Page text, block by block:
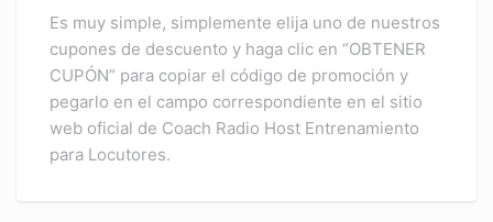
Es muy simple, simplemente elija uno de nuestros
cupones de descuento y haga clic en “OBTENER
CUPÓN” para copiar el código de promoción y
pegarlo en el campo correspondiente en el sitio
web oficial de Coach Radio Host Entrenamiento
para Locutores.